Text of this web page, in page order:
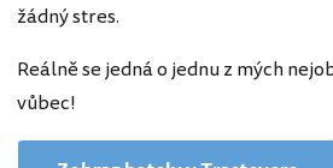
žádný stres.
Reálně se jedná o jednu z mých
vůbec!